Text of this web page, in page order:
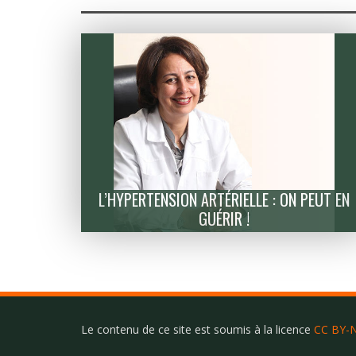
L’HYPERTENSION ARTÉRIELLE : ON PEUT EN
GUÉRIR !
Le contenu de ce site est soumis à la licence CC BY-